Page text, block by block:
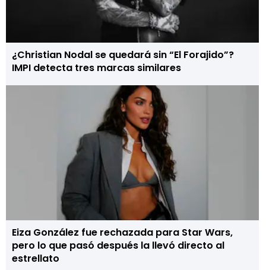
¿Christian Nodal se quedará sin “El Forajido”?
IMPI detecta tres marcas similares
Eiza González fue rechazada para Star Wars,
pero lo que pasó después la llevó directo al
estrellato